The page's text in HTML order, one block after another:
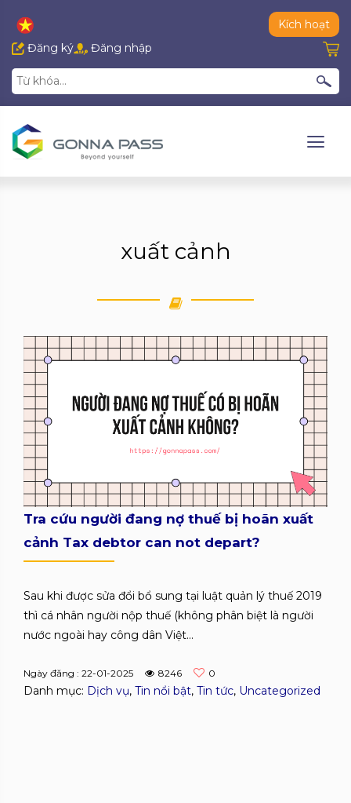
Kích hoạt
Đăng ký
Đăng nhập
xuất cảnh
Tra cứu người đang nợ thuế bị hoãn xuất
cảnh Tax debtor can not depart?
Sau khi được sửa đổi bổ sung tại luật quản lý thuế 2019
thì cá nhân người nộp thuế (không phân biệt là người
nước ngoài hay công dân Việt...
Ngày đăng : 22-01-2025 8246 0
Danh mục: Dịch vụ, Tin nổi bật, Tin tức, Uncategorized